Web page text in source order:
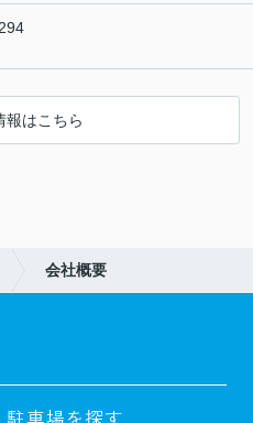
報はこちら
会社概要
駐車場を探す